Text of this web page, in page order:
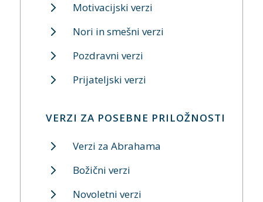
Motivacijski verzi
Nori in smešni verzi
Pozdravni verzi
Prijateljski verzi
VERZI ZA POSEBNE PRILOŽNOSTI
Verzi za Abrahama
Božični verzi
Novoletni verzi